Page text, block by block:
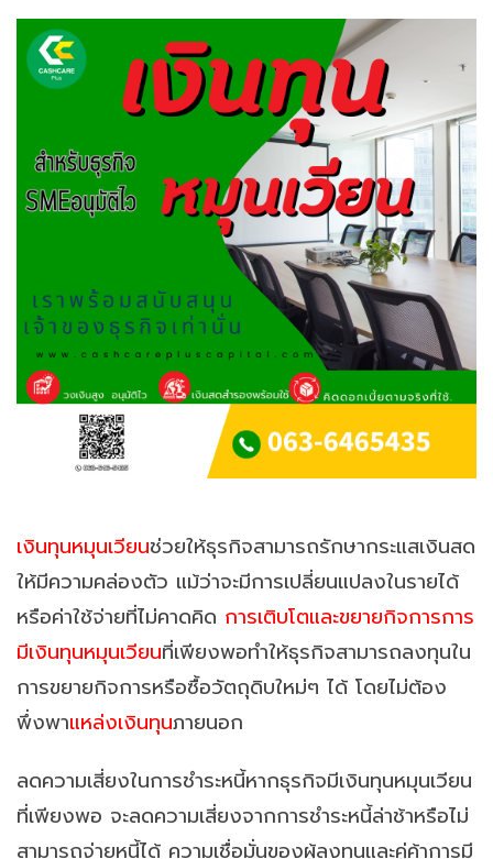
เงินทุนหมุนเวียนช่วยให้ธุรกิจสามารถรักษากระแสเงินสด
ให้มีความคล่องตัว แม้ว่าจะมีการเปลี่ยนแปลงในรายได้
หรือค่าใช้จ่ายที่ไม่คาดคิด การเติบโตและขยายกิจการการ
มีเงินทุนหมุนเวียนที่เพียงพอทำให้ธุรกิจสามารถลงทุนใน
การขยายกิจการหรือซื้อวัตถุดิบใหม่ๆ ได้ โดยไม่ต้อง
พึ่งพาแหล่งเงินทุนภายนอก
ลดความเสี่ยงในการชำระหนี้หากธุรกิจมีเงินทุนหมุนเวียน
ที่เพียงพอ จะลดความเสี่ยงจากการชำระหนี้ล่าช้าหรือไม่
สามารถจ่ายหนี้ได้ ความเชื่อมั่นของผู้ลงทุนและคู่ค้าการมี